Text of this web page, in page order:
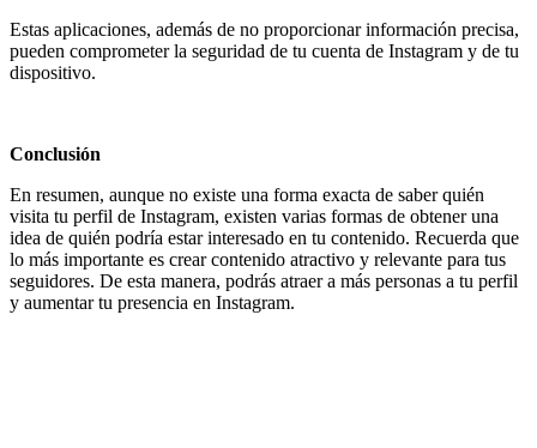
Estas aplicaciones, además de no proporcionar información precisa,
pueden comprometer la seguridad de tu cuenta de Instagram y de tu
dispositivo.
Conclusión
En resumen, aunque no existe una forma exacta de saber quién
visita tu perfil de Instagram, existen varias formas de obtener una
idea de quién podría estar interesado en tu contenido. Recuerda que
lo más importante es crear contenido atractivo y relevante para tus
seguidores. De esta manera, podrás atraer a más personas a tu perfil
y aumentar tu presencia en Instagram.